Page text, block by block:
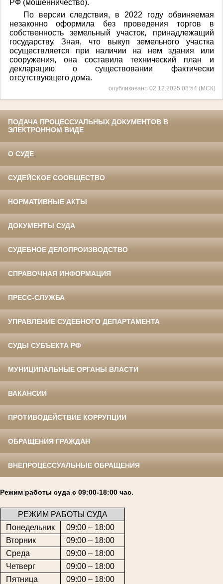
РФ (мошенничество).
По версии следствия, в 2022 году обвиняемая
незаконно оформила без проведения торгов в
собственность земельный участок, принадлежащий
государству. Зная, что выкуп земельного участка
осуществляется при наличии на нем здания или
сооружения, она составила технический план и
декларацию о существовании фактически
отсутствующего дома.
опубликовано 02.12.2025 08:54 (МСК)
ПОДАЧА ПРОЦЕССУАЛЬНЫХ ДОКУМЕНТОВ В
ЭЛЕКТРОННОМ ВИДЕ
О СУДЕ
СУДЕЙСКОЕ СООБЩЕСТВО
НОРМАТИВНЫЕ АКТЫ
ДОКУМЕНТЫ СУДА
СУДЕБНОЕ ДЕЛОПРОИЗВОДСТВО
СПРАВОЧНАЯ ИНФОРМАЦИЯ
ПРЕСС-СЛУЖБА
УПРАВЛЕНИЕ СУДЕБНОГО ДЕПАРТАМЕНТА
СУДЫ СУБЪЕКТА РФ
МУНИЦИПАЛЬНЫЕ ОРГАНЫ ВЛАСТИ
ВАКАНСИИ
ПРОТИВОДЕЙСТВИЕ КОРРУПЦИИ
ОБРАЩЕНИЯ ГРАЖДАН
ВНЕПРОЦЕССУАЛЬНЫЕ ОБРАЩЕНИЯ
Режим работы суда с 09:00-18:00 час.
РЕЖИМ РАБОТЫ СУДА
Понедельник
09:00 – 18:00
Вторник
09:00 – 18:00
Среда
09:00 – 18:00
Четверг
09:00 – 18:00
Пятница
09:00 – 18:00